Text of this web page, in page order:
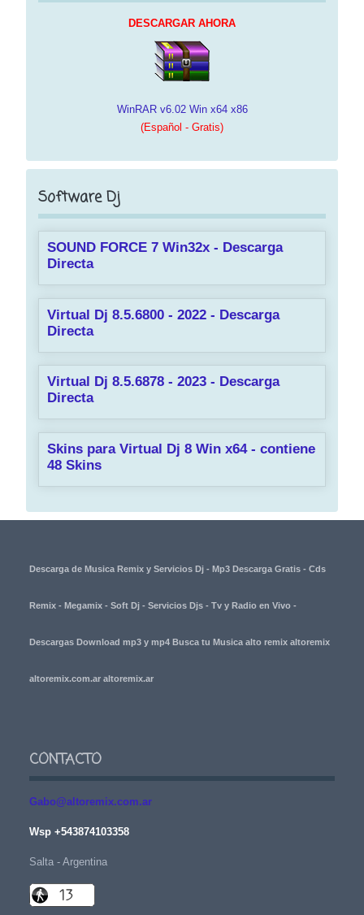
DESCARGAR AHORA
WinRAR v6.02 Win x64 x86
(Español - Gratis)
Software Dj
SOUND FORCE 7 Win32x - Descarga
Directa
Virtual Dj 8.5.6800 - 2022 - Descarga
Directa
Virtual Dj 8.5.6878 - 2023 - Descarga
Directa
Skins para Virtual Dj 8 Win x64 - contiene
48 Skins
Descarga de Musica Remix y Servicios Dj - Mp3 Descarga Gratis - Cds
Remix - Megamix - Soft Dj - Servicios Djs - Tv y Radio en Vivo -
Descargas Download mp3 y mp4 Busca tu Musica alto remix altoremix
altoremix.com.ar altoremix.ar
CONTACTO
Gabo@altoremix.com.ar
Wsp +543874103358
Salta - Argentina